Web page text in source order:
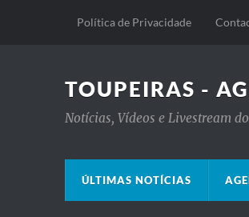
Política de Privacidade
TOUPEIRAS -
Notícias, Vídeos e Livestream
ÚLTIMAS NOTÍCIAS